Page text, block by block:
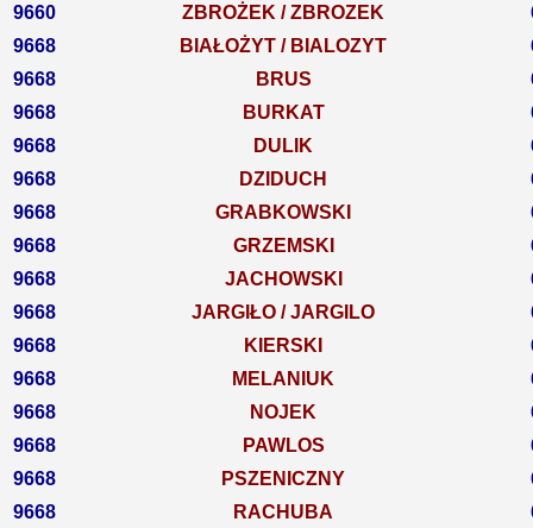
9660
ZBROŻEK / ZBROZEK
9668
BIAŁOŻYT / BIALOZYT
9668
BRUS
9668
BURKAT
9668
DULIK
9668
DZIDUCH
9668
GRABKOWSKI
9668
GRZEMSKI
9668
JACHOWSKI
9668
JARGIŁO / JARGILO
9668
KIERSKI
9668
MELANIUK
9668
NOJEK
9668
PAWLOS
9668
PSZENICZNY
9668
RACHUBA